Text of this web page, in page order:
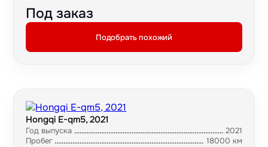
Под заказ
Подобрать похожий
Hongqi E-qm5, 2021
Год выпуска
2021
Пробег
18000 км